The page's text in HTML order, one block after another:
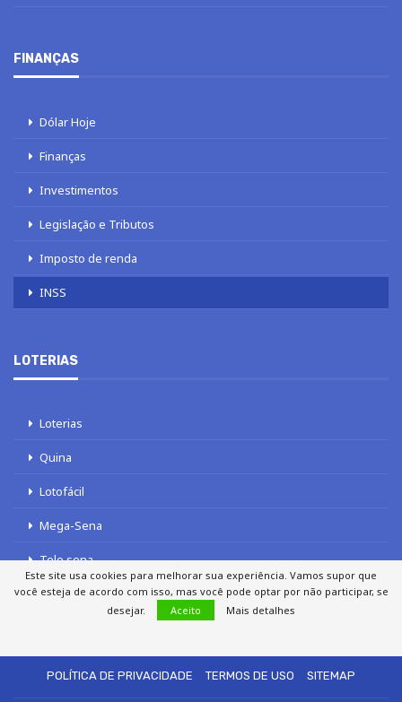
FINANÇAS
Dólar Hoje
Finanças
Investimentos
Legislação e Tributos
Imposto de renda
INSS
LOTERIAS
Loterias
Quina
Lotofácil
Mega-Sena
Tele sena
POLÍTICA DE PRIVACIDADE
TERMOS DE USO SITEMAP
Este site usa cookies para melhorar sua experiência. Vamos supor que
você esteja de acordo com isso, mas você pode optar por não participar, se
desejar.
Aceito Mais detalhes